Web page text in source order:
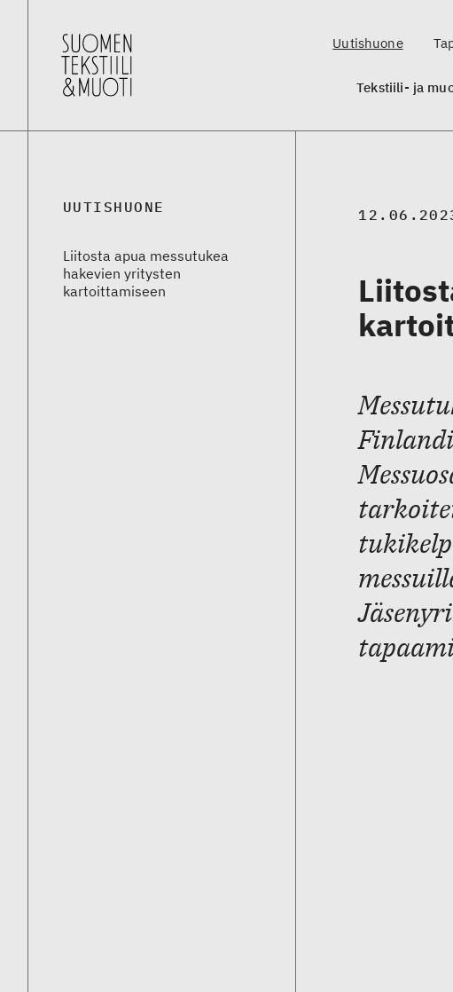
Uutishuone
Tekstiili- ja
UUTISHUONE
Liitosta apua messutukea
hakevien yritysten
kartoittamiseen